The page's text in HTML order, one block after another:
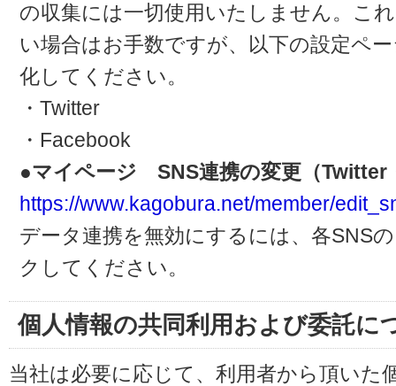
の収集には一切使用いたしません。こ
い場合はお手数ですが、以下の設定ペ
化してください。
・Twitter
・Facebook
●マイページ SNS連携の変更（Twitter
https://www.kagobura.net/member/
データ連携を無効にするには、各SNS
クしてください。
個人情報の共同利用および委託に
当社は必要に応じて、利用者から頂いた